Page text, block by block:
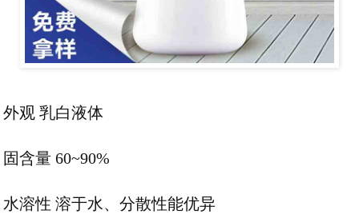
外观 乳白液体
固含量 60~90%
水溶性 溶于水、分散性能优异